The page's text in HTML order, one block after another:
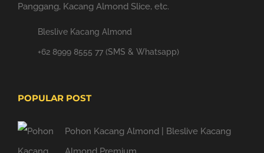
Panggang, Kacang Almond Slice, etc.
Bleslive Kacang Almond
+62 8999 8555 77 (SMS & Whatsapp)
POPULAR POST
Pohon Kacang Almond | Bleslive Kacang